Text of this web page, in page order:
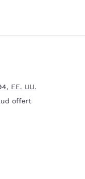
EE. UU.
offert
reseñas